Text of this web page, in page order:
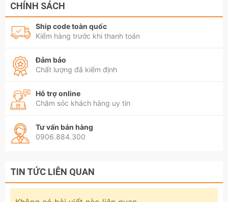
CHÍNH SÁCH
Ship code toàn quốc
Kiểm hàng trước khi thanh toán
Đảm bảo
Chất lượng đã kiểm định
Hỗ trợ online
Chăm sóc khách hàng uy tín
Tư vấn bán hàng
0906.884.300
TIN TỨC LIÊN QUAN